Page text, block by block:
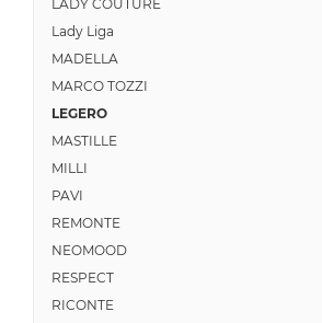
LADY COUTURE
Lady Liga
MADELLA
MARCO TOZZI
LEGERO
MASTILLE
MILLI
PAVI
REMONTE
NEOMOOD
RESPECT
RICONTE